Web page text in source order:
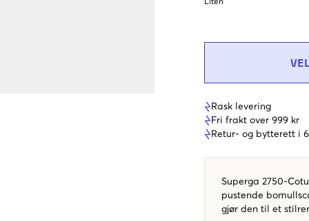
Liten
Rask levering
Fri frakt over 999 kr
Retur- og bytterett i
Superga 2750-
pustende
gjør den til et